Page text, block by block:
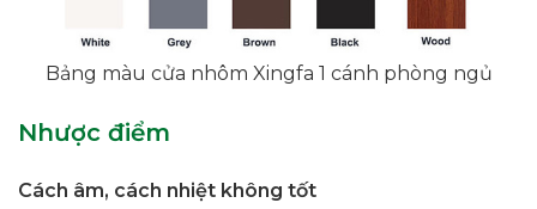
Bảng màu cửa nhôm Xingfa 1 cánh phòng ngủ
Nhược điểm
Cách âm, cách nhiệt không tốt